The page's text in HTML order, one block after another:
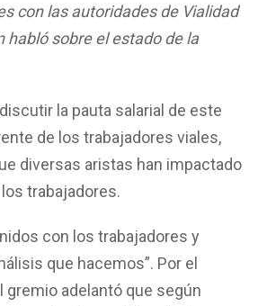
con las autoridades de Vialidad
habló sobre el estado de la
la pauta salarial de este
de los trabajadores viales,
diversas aristas han impactado
trabajadores.
con los trabajadores y
que hacemos”. Por el
adelantó que según